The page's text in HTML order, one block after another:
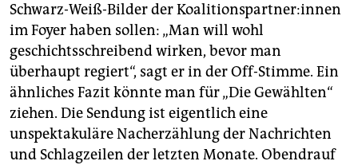
Schwarz-Weiß-Bilder der Ko­ali­ti­ons­part­ne­r:in­nen
im Foyer haben sollen: „Man will wohl
geschichtsschreibend wirken, bevor man
überhaupt regiert“, sagt er in der Off-Stimme. Ein
ähnliches Fazit könnte man für „Die Gewählten“
ziehen. Die Sendung ist eigentlich eine
unspektakuläre Nacherzählung der Nachrichten
und Schlagzeilen der letzten Monate. Obendrauf